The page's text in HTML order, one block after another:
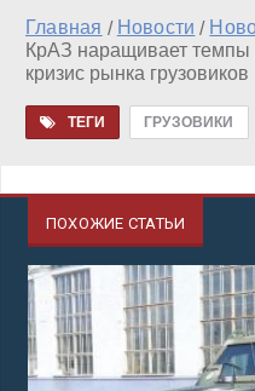
Главная / Новости /
КрАЗ наращивает темпы
кризис рынка грузовиков
ТЕГИ ГРУЗОВИКИ
ПОХОЖИЕ СТАТЬИ